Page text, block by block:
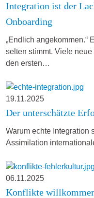
Integration ist der
Onboarding
„Endlich angekommen.“
selten stimmt. Viele
den ersten…
19.11.2025
Der unterschätzte
Warum echte Integration
Assimilation
06.11.2025
Konflikte